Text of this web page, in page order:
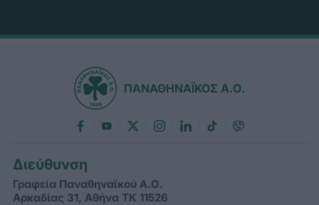
ΠΑΝΑΘΗΝΑΪΚΟΣ Α.Ο.
Διεύθυνση
Γραφεία Παναθηναϊκού Α.Ο.
Αρκαδίας 31, Αθήνα ΤΚ 11526